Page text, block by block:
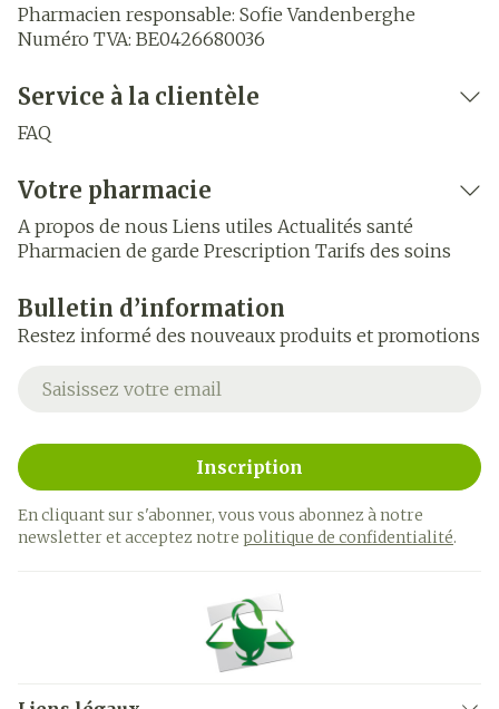
Pharmacien responsable: Sofie Vandenberghe
Numéro TVA: BE0426680036
Service à la clientèle
FAQ
Votre pharmacie
A propos de nous Liens utiles Actualités santé
Pharmacien de garde Prescription Tarifs des soins
Bulletin d’information
Restez informé des nouveaux produits et promotions
Adresse mail
Inscription
En cliquant sur s'abonner, vous vous abonnez à notre
newsletter et acceptez notre politique de confidentialité.